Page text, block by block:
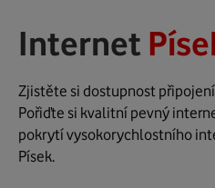
Internet
Zjistěte si dostupnost
Pořiďte si kvalitní pevný
pokrytí vysokorychlostního
Písek.